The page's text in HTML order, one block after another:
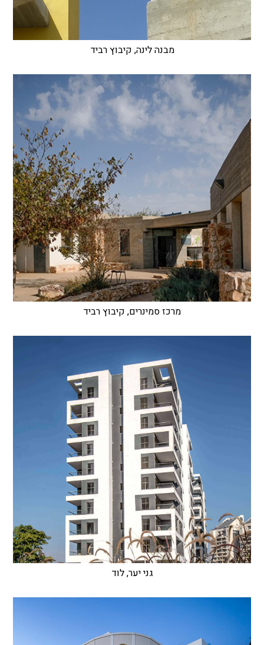
מבנה לינה, קיבוץ רביד
מרכז סמינרים, קיבוץ רביד
גני יער, לוד